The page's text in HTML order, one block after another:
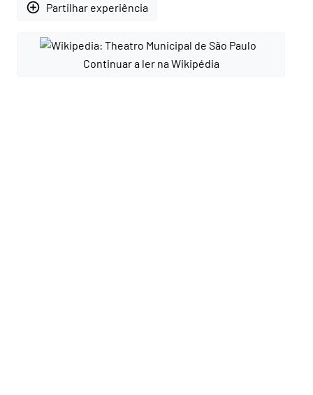
add_circle_outline Partilhar experiência
Continuar a ler na Wikipédia